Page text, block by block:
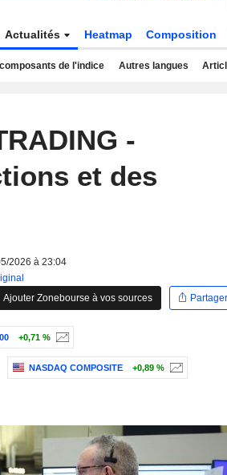
Actualités Heatmap Composition
de l'indice Autres langues
-
et des
2026 à 23:04
Ajouter Zonebourse à vos sources
Partager
+0,71 %
NASDAQ COMPOSITE +0,89 %